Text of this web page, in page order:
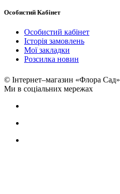
Особистий Кабінет
Особистий кабінет
Історія замовлень
Мої закладки
Розсилка новин
© Інтернет–магазин «Флора Сад»
Ми в соціальних мережах